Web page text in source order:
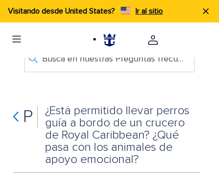
Visitando desde United States? Ir al sitio
Busca en nuestras Preguntas frecuentes
P
¿Está permitido llevar perros
guía a bordo de un crucero
de Royal Caribbean? ¿Qué
pasa con los animales de
apoyo emocional?